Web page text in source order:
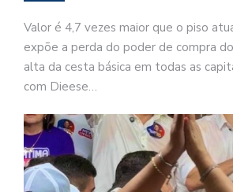
Valor é 4,7 vezes maior que o piso
expõe a perda do poder de compra
alta da cesta básica em todas as
com Dieese…